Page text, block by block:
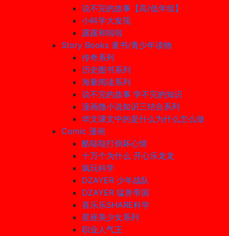
说不完的故事【高/低年组】
小科学大发现
露露和啦啦
Story Books 童书/青少年读物
传奇系列
历史图书系列
海量阅读系列
说不完的故事 学不完的知识
漫画微小说知识三结合系列
华文课文中的是什么为什么怎么做
Comic 漫画
酷哒哒打倒坏心情
十万个为什么 开心乐龙龙
疯玩科学
DZAYER 少年战队
DZAYER 猛兽帝国
喜乐乐SHARE科学
星座美少女系列
职业人气王